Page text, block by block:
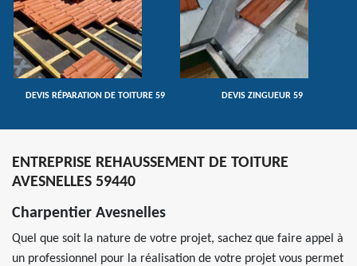
DEVIS RÉPARATION DE TOITURE 59 DEVIS ZINGUEUR 59
ENTREPRISE REHAUSSEMENT DE TOITURE
AVESNELLES 59440
Charpentier Avesnelles
Quel que soit la nature de votre projet, sachez que faire appel à
un professionnel pour la réalisation de votre projet vous permet